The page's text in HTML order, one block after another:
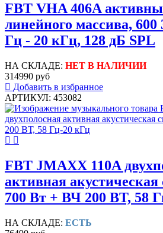
FBT VHA 406A
линейного массива, 600
Гц - 20 кГц, 128 дБ SPL
НА СКЛАДЕ: НЕТ В НАЛИЧИИ
314990 руб
Добавить в избранное
АРТИКУЛ: 453082
FBT JMAXX 110A
активная
700 Вт + ВЧ 200 ВТ, 58
НА СКЛАДЕ: ЕСТЬ